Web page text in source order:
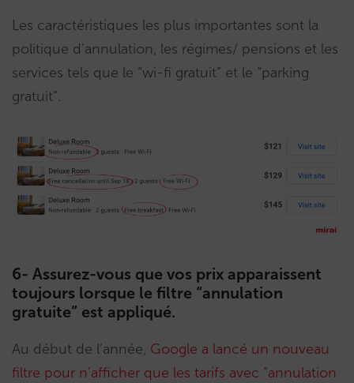
Les caractéristiques les plus importantes sont la
politique d’annulation, les régimes/ pensions et les
services tels que le “wi-fi gratuit” et le “parking
gratuit”.
6- Assurez-vous que vos prix apparaissent
toujours lorsque le filtre “annulation
gratuite” est appliqué.
Au début de l’année, Google a lancé un nouveau
filtre pour n’afficher que les tarifs avec “annulation